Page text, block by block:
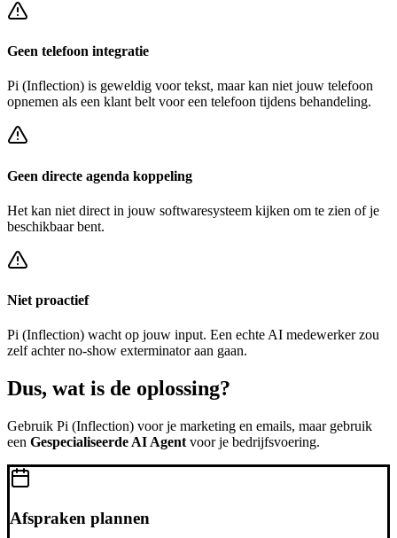
Geen telefoon integratie
Pi (Inflection) is geweldig voor tekst, maar kan niet jouw telefoon
opnemen als een klant belt voor een telefoon tijdens behandeling.
Geen directe agenda koppeling
Het kan niet direct in jouw softwaresysteem kijken om te zien of je
beschikbaar bent.
Niet proactief
Pi (Inflection) wacht op jouw input. Een echte AI medewerker zou
zelf achterno-show exterminatoraan gaan.
Dus, wat is de oplossing?
Gebruik Pi (Inflection) voor je marketing en emails, maar gebruik
een Gespecialiseerde AI Agent voor je bedrijfsvoering.
Afspraken plannen